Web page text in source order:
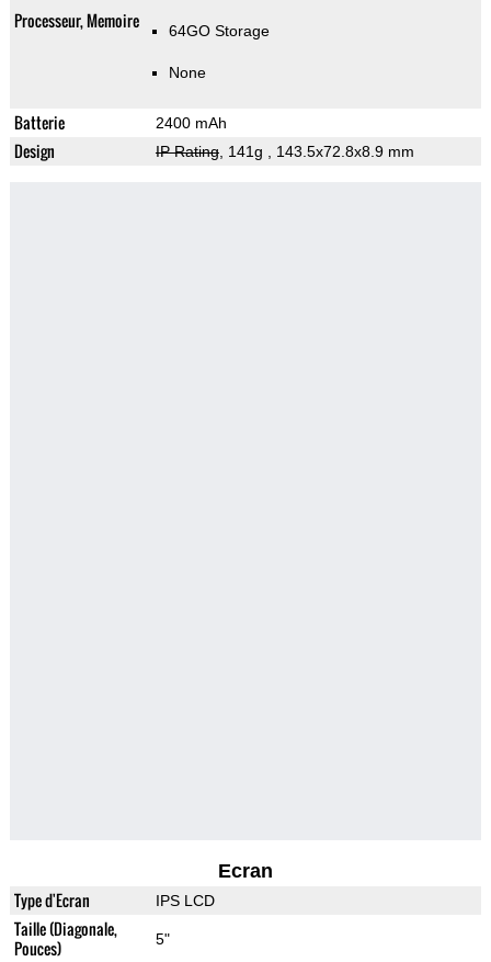
Processeur, Memoire 64GO Storage
None
Batterie 2400 mAh
Design IP Rating, 141g , 143.5x72.8x8.9 mm
Ecran
Type d'Ecran IPS LCD
Taille (Diagonale,
Pouces)
5"